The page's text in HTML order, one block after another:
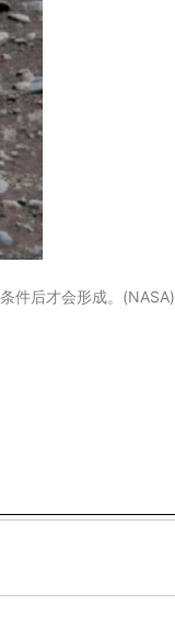
件后才会形成。(NASA)